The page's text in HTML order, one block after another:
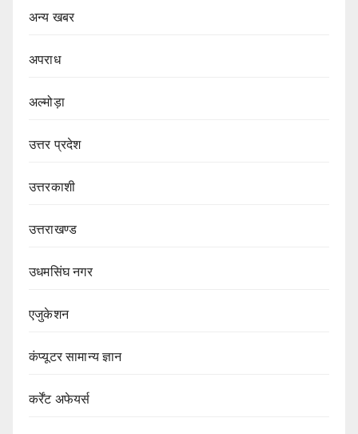
अन्य खबर
अपराध
अल्मोड़ा
उत्तर प्रदेश
उत्तरकाशी
उत्तराखण्ड
उधमसिंघ नगर
एजुकेशन
कंप्यूटर सामान्य ज्ञान
कर्रेंट अफेयर्स